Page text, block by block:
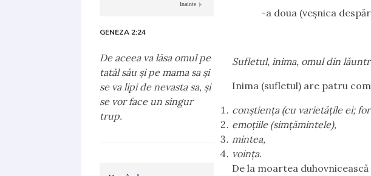
-a doua (veşnica
Sufletul, inima, omul din
Inima (sufletul) are patru
conştienţa (cu varietăţile ei;
emoţiile (simţămintele),
mintea,
voinţa.
De la moartea duhovnicească
Inainte
GENEZA 2:24
De aceea va lăsa omul pe
tatăl său şi pe mama sa şi
se va lipi de nevasta sa, şi
se vor face un singur
trup.